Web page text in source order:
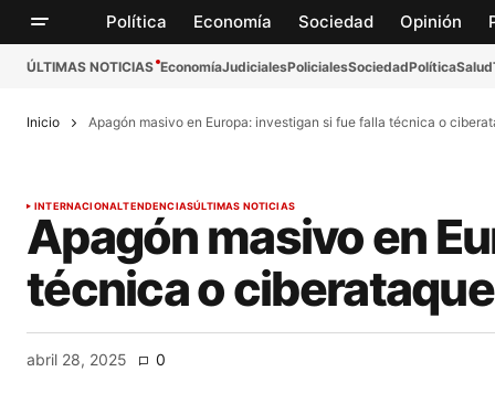
Política Economía Sociedad Opinión
ÚLTIMAS NOTICIAS EconomíaJudicialesPolicialesSociedadPolíticaSalud
Inicio Apagón masivo en Europa: investigan si fue falla técnica o
INTERNACIONALTENDENCIASÚLTIMAS NOTICIAS
Apagón masivo en
técnica o ciberataque
abril 28, 2025 0